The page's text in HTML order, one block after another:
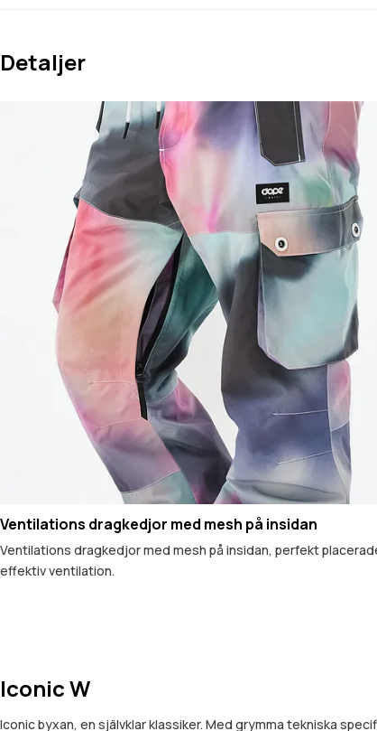
Detaljer
Ventilations dragkedjor med mesh på insidan
Ventilations dragkedjor med mesh på insidan, perfekt
effektiv ventilation.
Iconic W
Iconic byxan, en självklar klassiker. Med grymma tekniska